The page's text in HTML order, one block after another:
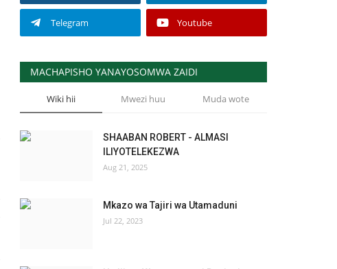
Telegram Youtube
MACHAPISHO YANAYOSOMWA ZAIDI
Wiki hii Mwezi huu Muda wote
SHAABAN ROBERT - ALMASI
ILIYOTELEKEZWA
Aug 21, 2025
Mkazo wa Tajiri wa Utamaduni
Jul 22, 2023